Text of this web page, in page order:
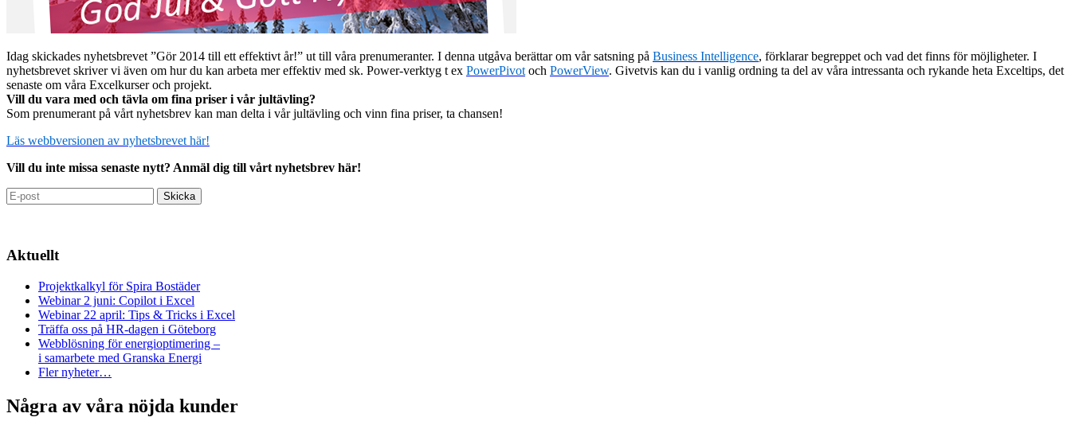
Idag skickades nyhetsbrevet ”Gör 2014 till ett effektivt år!” ut till våra prenumeranter. I denna utgåva berättar om vår satsning på Business Intelligence, förklarar begreppet och vad det finns för möjligheter. I
nyhetsbrevet skriver vi även om hur du kan arbeta mer effektiv med sk. Power-verktyg t ex PowerPivot och PowerView. Givetvis kan du i vanlig ordning ta del av våra intressanta och rykande heta Exceltips, det
senaste om våra Excelkurser och projekt.
Vill du vara med och tävla om fina priser i vår jultävling?
Som prenumerant på vårt nyhetsbrev kan man delta i vår jultävling och vinn fina priser, ta chansen!
Läs webbversionen av nyhetsbrevet här!
Vill du inte missa senaste nytt? Anmäl dig till vårt nyhetsbrev här!
Aktuellt
Projektkalkyl för Spira Bostäder
Webinar 2 juni: Copilot i Excel
Webinar 22 april: Tips & Tricks i Excel
Träffa oss på HR-dagen i Göteborg
Webblösning för energioptimering –
i samarbete med Granska Energi
Fler nyheter…
Några av våra nöjda kunder